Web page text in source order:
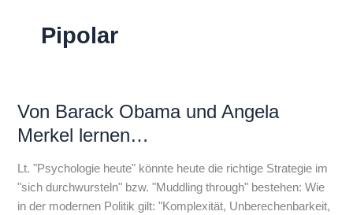
Pipolar
Von Barack Obama und Angela
Merkel lernen…
Lt. "Psychologie heute" könnte heute die richtige Strategie im
"sich durchwursteln" bzw. "Muddling through" bestehen: Wie
in der modernen Politik gilt: "Komplexität, Unberechenbarkeit,
Von
Barack
und
Angela
Merkel